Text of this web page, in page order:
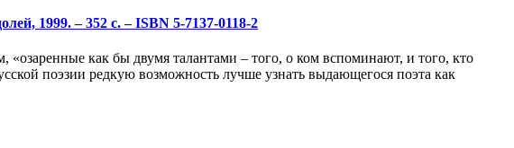
1999. – 352 с. – ISBN 5-7137-0118-2
как бы двумя талантами – того, о ком вспоминают, и того, кто
поэзии редкую возможность лучше узнать выдающегося поэта как